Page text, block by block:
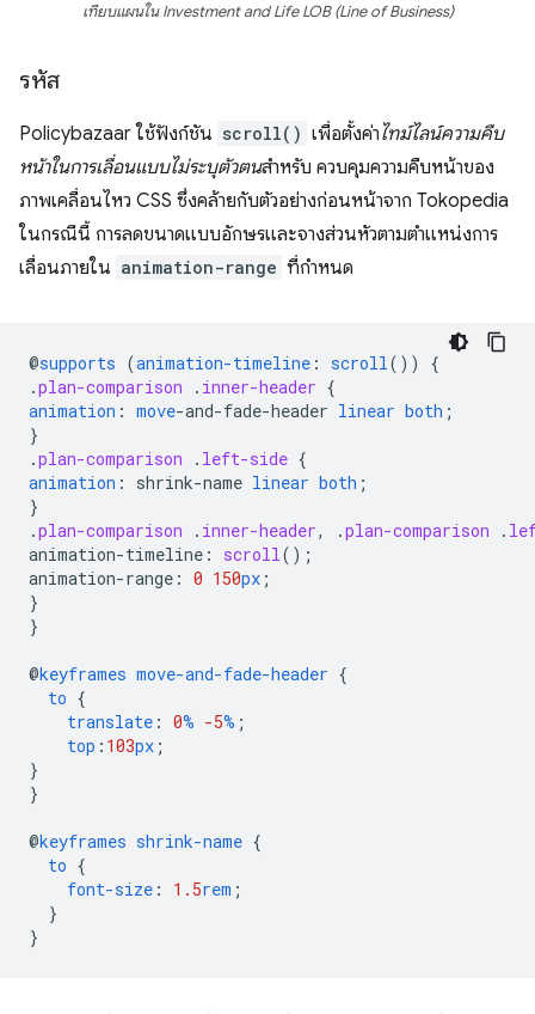
เทียบแผนใน Investment and Life LOB (Line of Business)
รหัส
Policybazaar ใช้ฟังก์ชัน scroll() เพื่อตั้งค่าไทม์ไลน์ความคืบ
หน้าในการเลื่อนแบบไม่ระบุตัวตนสำหรับ ควบคุมความคืบหน้าของ
ภาพเคลื่อนไหว CSS ซึ่งคล้ายกับตัวอย่างก่อนหน้าจาก Tokopedia
ในกรณีนี้ การลดขนาดแบบอักษรและจางส่วนหัวตามตำแหน่งการ
เลื่อนภายใน animation-range ที่กำหนด
@supports (animation-timeline : scroll())
{
.plan-comparison . inner-header {
animation : move-and-fade-header linear both ;
}
.plan-comparison . left-side {
animation : shrink-name linear both ;
}
.plan-comparison . inner-header, .plan-comparison .
animation-timeline : scroll();
animation-range : 0 150px ;
}
}
@keyframes move-and-fade-header {
to {
translate : 0% -5% ;
top : 103px ;
}
}
@keyframes shrink-name {
to {
font-size : 1.5rem ;
}
}